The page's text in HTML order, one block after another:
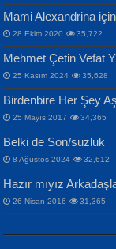
MAHMUT
İbrahim Olmak
Songül Özel
Mahzen...
NAZIM HİKMET
Bir Cezaevinde,
Mektupları...
Mami Alexandrina için
28 Ekim 2020 35,722
Mehmet Çetin Vefat
25 Kasım 2024 35,628
Birdenbire Her Şey
25 Mayıs 2017 34,365
Belki de Son/suzluk
8 Ağustos 2024 32,612
Hazır mıyız
26 Nisan 2016 31,365